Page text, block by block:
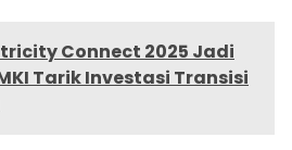
Connect 2025 Jadi
Tarik Investasi Transisi